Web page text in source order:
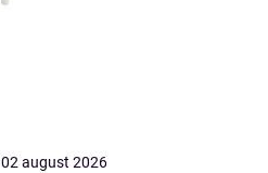
02 august 2026